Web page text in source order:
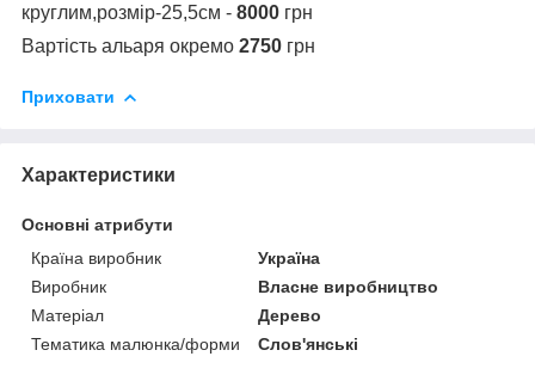
круглим,розмір-25,5см - 8000 грн
Вартість альаря окремо 2750 грн
Приховати
Характеристики
Основні атрибути
Країна виробник
Україна
Виробник
Власне виробництво
Матеріал
Дерево
Тематика малюнка/форми
Слов'янські